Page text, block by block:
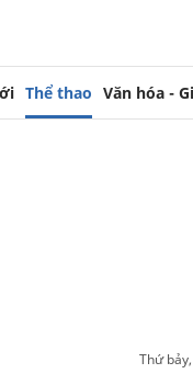
Thể thao Văn hóa -
thứ